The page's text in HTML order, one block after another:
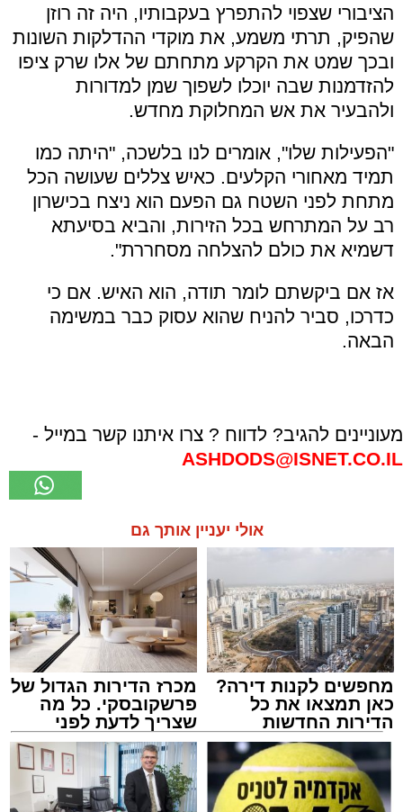
הציבורי שצפוי להתפרץ בעקבותיו, היה זה רוזן
שהפיק, תרתי משמע, את מוקדי ההדלקות השונות
ובכך שמט את הקרקע מתחתם של אלו שרק ציפו
להזדמנות שבה יוכלו לשפוך שמן למדורות
ולהבעיר את אש המחלוקת מחדש.
"הפעילות שלו", אומרים לנו בלשכה, "היתה כמו
תמיד מאחורי הקלעים. כאיש צללים שעושה הכל
מתחת לפני השטח גם הפעם הוא ניצח בכישרון
רב על המתרחש בכל הזירות, והביא בסיעתא
דשמיא את כולם להצלחה מסחררת".
אז אם ביקשתם לומר תודה, הוא האיש. אם כי
כדרכו, סביר להניח שהוא עסוק כבר במשימה
הבאה.
מעוניינים להגיב? לדווח ? צרו איתנו קשר במייל -
ASHDODS@ISNET.CO.IL
אולי יעניין אותך גם
מחפשים לקנות דירה?
כאן תמצאו את כל
הדירות החדשות
למכירה באשדוד >>>
מכרז הדירות הגדול של
פרשקובסקי. כל מה
שצריך לדעת לפני
שמגישים הצעה לדירה
באשדוד